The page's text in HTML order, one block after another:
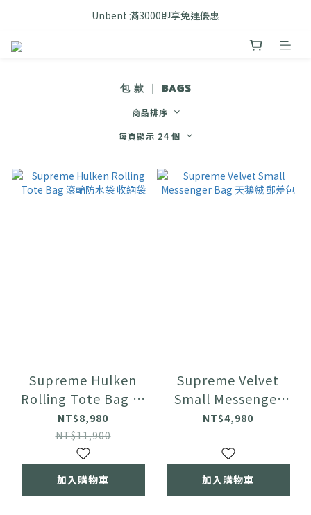
FB搜尋優惠社群 🔎 DOUSHOP 選貨
Unbent 滿3000即享免運優惠
包 款 ｜ BAGS
商品排序
每頁顯示 24 個
Supreme Hulken
Rolling Tote Bag 滾
輪防水袋 收納袋
NT$8,980
NT$11,900
加入購物車
Supreme Velvet
Small Messenger
Bag 天鵝絨 郵差包
NT$4,980
加入購物車